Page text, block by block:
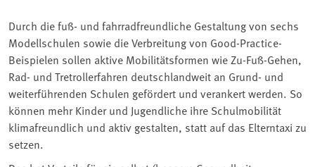
Durch die fuß- und fahrradfreundliche Gestaltung von sechs
Modellschulen sowie die Verbreitung von Good-Practice-
Beispielen sollen aktive Mobilitätsformen wie Zu-Fuß-Gehen,
Rad- und Tretrollerfahren deutschlandweit an Grund- und
weiterführenden Schulen gefördert und verankert werden. So
können mehr Kinder und Jugendliche ihre Schulmobilität
klimafreundlich und aktiv gestalten, statt auf das Elterntaxi zu
setzen.